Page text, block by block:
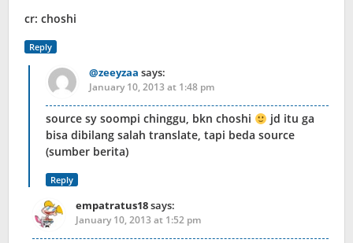
cr: choshi
Reply
@zeeyzaa says:
January 10, 2013 at 1:48 pm
source sy soompi chinggu, bkn choshi
jd itu ga
bisa dibilang salah translate, tapi beda source
(sumber berita)
Reply
empatratus18says:
January 10, 2013 at 1:52 pm